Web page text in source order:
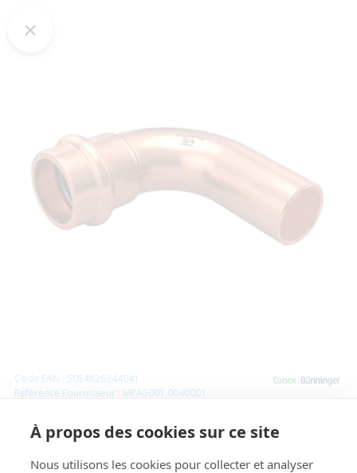
Code EAN : 5054826344041
Référence Fournisseur : MPA5001 0040001
Courbe 90° MF - IBP <B>MAXIPRO - 1/2
À propos des cookies sur ce site
Nous utilisons les cookies pour collecter et analyser